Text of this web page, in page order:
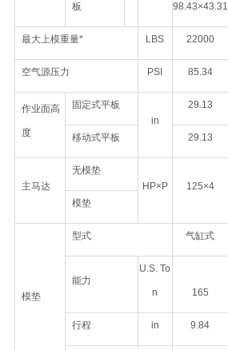
板 98.43×43.31
最大上模重量* LBS 22000
空气源压力 PSI 85.34
作业面高
度
固定式平板
in
29.13
移动式平板 29.13
主马达
无模垫
HP×P
125×4
模垫
模垫
型式 气缸式
能力
U.S. To
n 165
行程 in 9.84